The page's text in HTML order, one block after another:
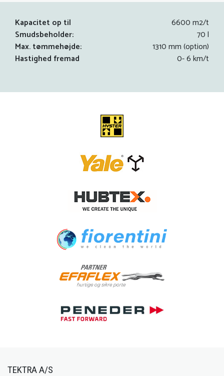
Kapacitet op til
6600 m2/t
Smudsbeholder:
70 l
Max. tømmehøjde:
1310 mm (option)
Hastighed fremad
0- 6 km/t
TEKTRA A/S